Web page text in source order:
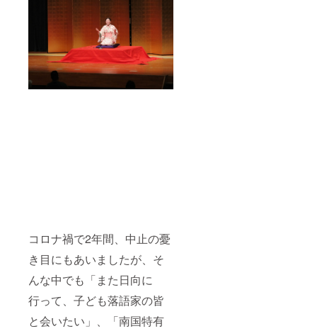
コロナ禍で2年間、中止の憂
き目にもあいましたが、そ
んな中でも「また日向に
行って、子ども落語家の皆
と会いたい」、「南国特有